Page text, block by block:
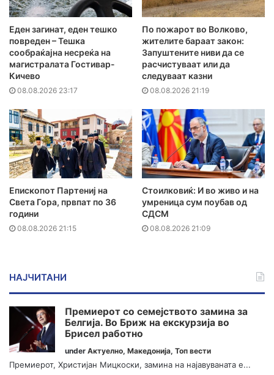
Еден загинат, еден тешко
повреден – Тешка
сообраќајна несреќа на
магистралата Гостивар-
Кичево
08.08.2026 23:17
По пожарот во Волково,
жителите бараат закон:
Запуштените ниви да се
расчистуваат или да
следуваат казни
08.08.2026 21:19
Епископот Партениј на
Света Гора, првпат по 36
години
08.08.2026 21:15
Стоилковиќ: И во живо и на
умреница сум поубав од
СДСМ
08.08.2026 21:09
НАЈЧИТАНИ
Премиерот со семејството замина за
Белгија. Во Бриж на екскурзија во
Брисел работно
under Актуелно, Македонија, Топ вести
Премиерот, Христијан Мицкоски, замина на најавуваната е...